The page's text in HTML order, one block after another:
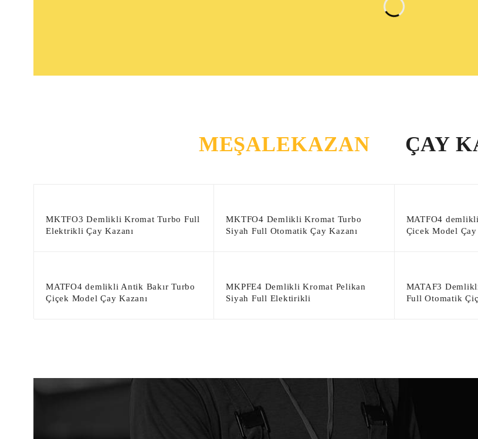
MEŞALEKAZAN ÇAY
MKTFO3 Demlikli Kromat Turbo Full
Elektrikli Çay Kazanı
MKTFO4 Demlikli Kromat Turbo
Siyah Full Otomatik Çay Kazanı
MATFO4
Çicek Model Çay
MATFO4 demlikli Antik Bakır Turbo
Çiçek Model Çay Kazanı
MKPFE4 Demlikli Kromat Pelikan
Siyah Full Elektirikli
MATAF3
Full Otomatik